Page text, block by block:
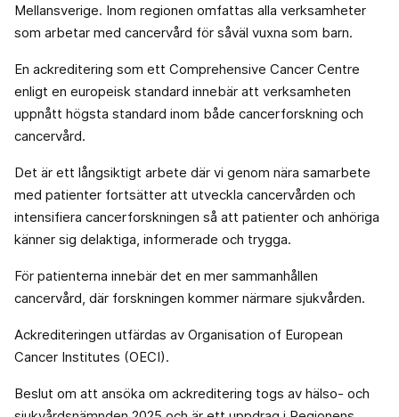
Mellansverige. Inom regionen omfattas alla verksamheter
som arbetar med cancervård för såväl vuxna som barn.
En ackreditering som ett Comprehensive Cancer Centre
enligt en europeisk standard innebär att verksamheten
uppnått högsta standard inom både cancerforskning och
cancervård.
Det är ett långsiktigt arbete där vi genom nära samarbete
med patienter fortsätter att utveckla cancervården och
intensifiera cancerforskningen så att patienter och anhöriga
känner sig delaktiga, informerade och trygga.
För patienterna innebär det en mer sammanhållen
cancervård, där forskningen kommer närmare sjukvården.
Ackrediteringen utfärdas av Organisation of European
Cancer Institutes (OECI).
Beslut om att ansöka om ackreditering togs av hälso- och